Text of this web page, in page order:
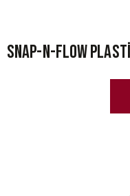
Snap-N-Flow